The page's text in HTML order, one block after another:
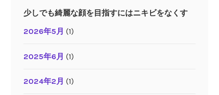
少しでも綺麗な顔を目指すにはニキビをなくす
2026年5月 (1)
2025年6月 (1)
2024年2月 (1)